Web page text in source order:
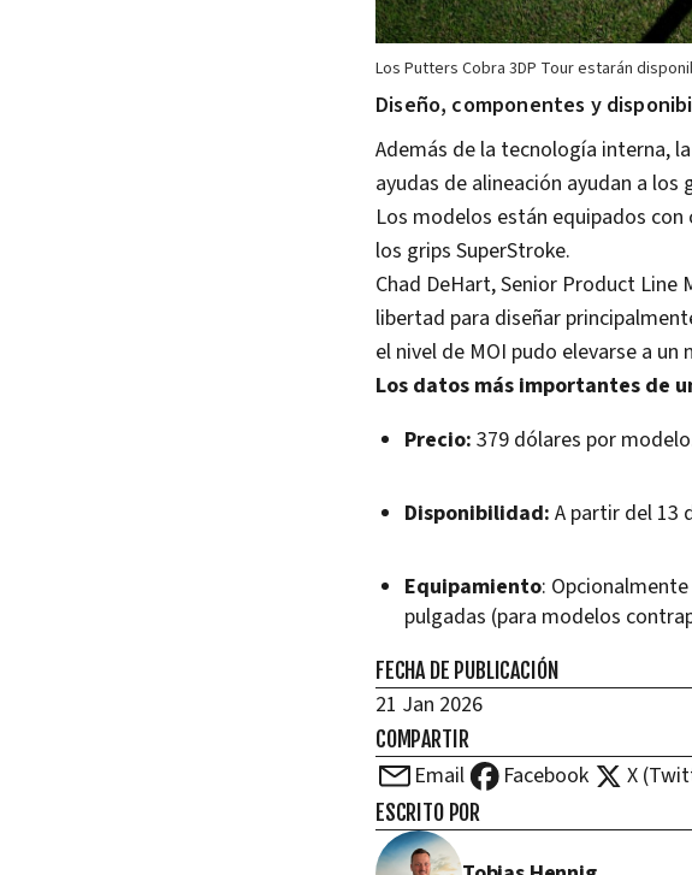
Los Putters Cobra 3DP Tour estarán
Diseño, componentes y
Además de la tecnología interna,
ayudas de alineación ayudan a
Los modelos están equipados
los grips SuperStroke.
Chad DeHart, Senior Product Line
libertad para diseñar
el nivel de MOI pudo elevarse a un
Los datos más importantes de
Precio: 379 dólares por
Disponibilidad: A partir del 13
Equipamiento:
pulgadas (para modelos
FECHA DE PUBLICACIÓN
21 Jan 2026
COMPARTIR
Email Facebook X
ESCRITO POR